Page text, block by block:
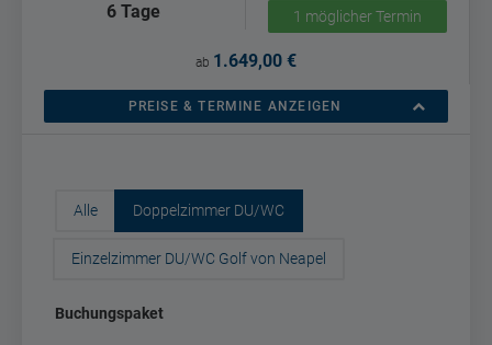
6 Tage 1 möglicher Termin
ab 1.649,00 €
PREISE & TERMINE ANZEIGEN
Alle Doppelzimmer DU/WC
Einzelzimmer DU/WC Golf von Neapel
Buchungspaket